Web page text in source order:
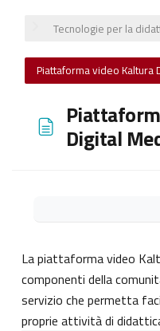
Tecnologie per la
Piattaforma video Kaltura
Digital
La piattaforma video
componenti della
servizio che permetta
proprie attività di